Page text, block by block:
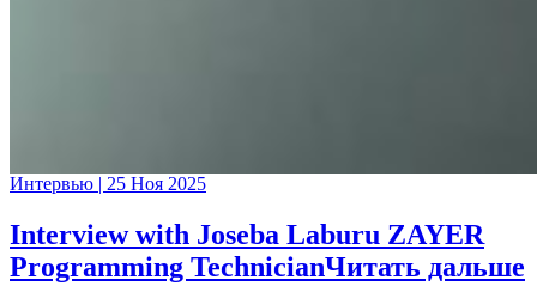
Интервью | 25 Ноя 2025
Interview with Joseba Laburu ZAYER
Programming TechnicianЧитать дальше